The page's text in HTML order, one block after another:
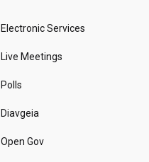
Electronic Services
Live Meetings
Polls
Diavgeia
Open Gov